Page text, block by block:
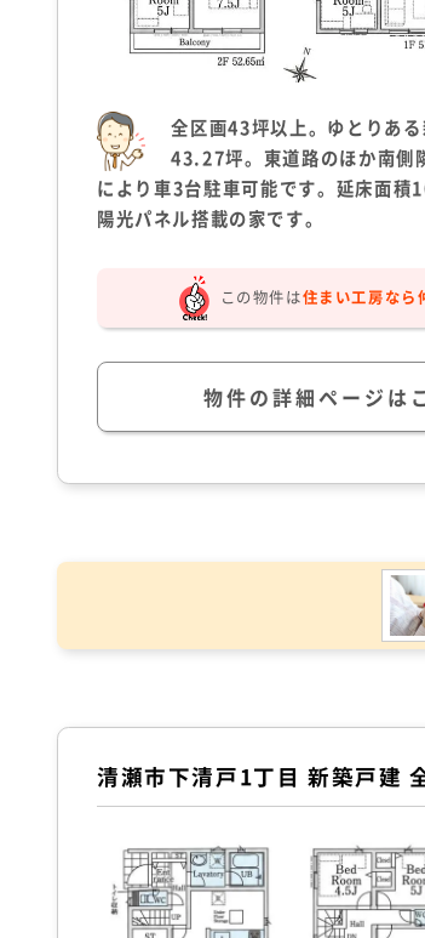
全区画43坪以上。ゆとりあ
43.27坪。東道路のほか南側
により車3台駐車可能です。延床面
陽光パネル搭載の家です。
この物件は住まい工房なら
物件の詳細ページは
清瀬市下清戸1丁目 新築戸建